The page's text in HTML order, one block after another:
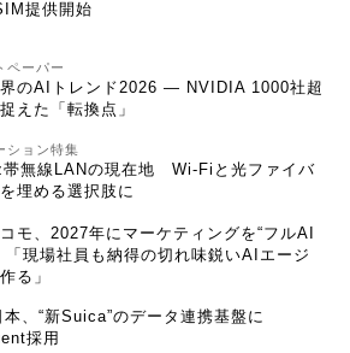
提供開始
ペーパー
のAIトレンド2026 ― NVIDIA 1000社超
えた「転換点」
ション特集
帯無線LANの現在地 Wi-Fiと光ファイバ
埋める選択肢に
モ、2027年にマーケティングを“フルAI
現場社員も納得の切れ味鋭いAIエージ
る」
、“新Suica”のデータ連携基盤に
採用